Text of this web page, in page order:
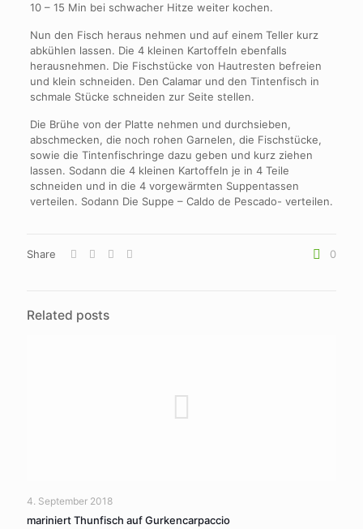
10 – 15 Min bei schwacher Hitze weiter kochen.
Nun den Fisch heraus nehmen und auf einem Teller kurz
abkühlen lassen. Die 4 kleinen Kartoffeln ebenfalls
herausnehmen. Die Fischstücke von Hautresten befreien
und klein schneiden. Den Calamar und den Tintenfisch in
schmale Stücke schneiden zur Seite stellen.
Die Brühe von der Platte nehmen und durchsieben,
abschmecken, die noch rohen Garnelen, die Fischstücke,
sowie die Tintenfischringe dazu geben und kurz ziehen
lassen. Sodann die 4 kleinen Kartoffeln je in 4 Teile
schneiden und in die 4 vorgewärmten Suppentassen
verteilen. Sodann Die Suppe – Caldo de Pescado- verteilen.
Share 0
Related posts
4. September 2018
mariniert Thunfisch auf Gurkencarpaccio